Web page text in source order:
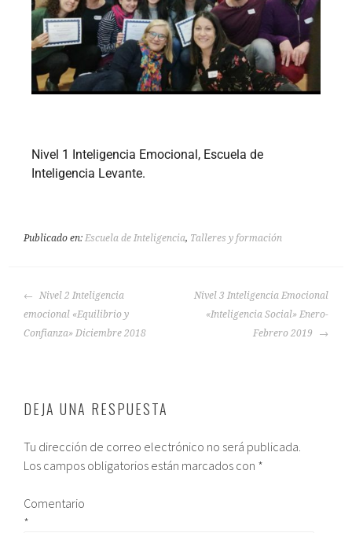
Nivel 1 Inteligencia Emocional, Escuela de
Inteligencia Levante.
Publicado en: Escuela de Inteligencia, Talleres y formación
Nivel 2 Inteligencia
emocional «Equilibrio y
Confianza» Diciembre 2018
Nivel 3 Inteligencia Emocional
«Inteligencia Social» Enero-
Febrero 2019
DEJA UNA RESPUESTA
Tu dirección de correo electrónico no será publicada.
Los campos obligatorios están marcados con *
Comentario
*